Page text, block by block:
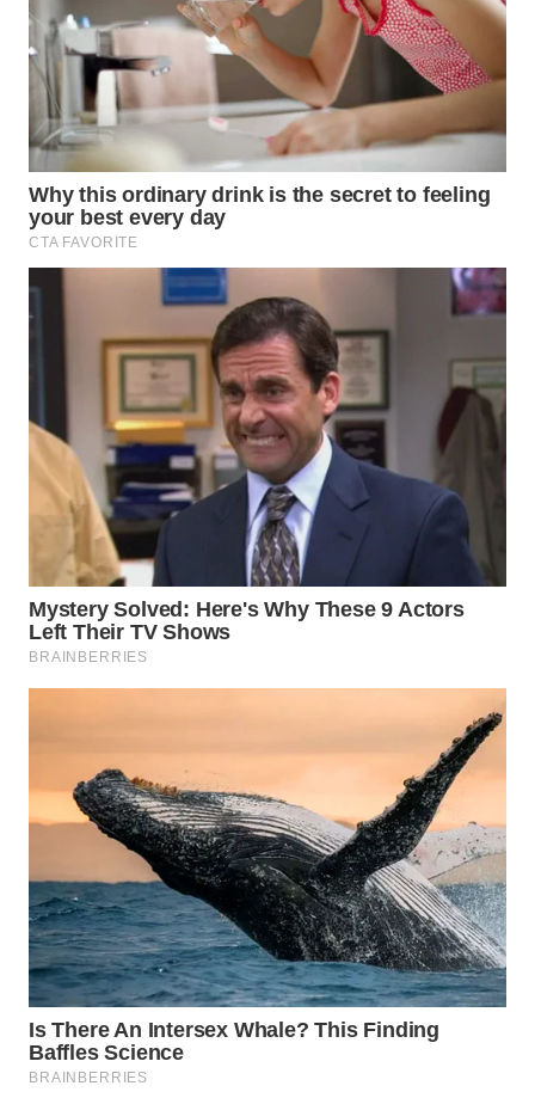
BOGOR
WN
DEPOK
WN
TAPANULI
WN
PADANG
LAWAS
WN
SUMEDANG
WN
KEPULAUAN
SERIBU
TANGERANG
WN
BINJAI
WN
CIREBON